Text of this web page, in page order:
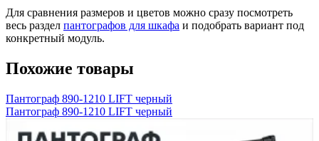
Для сравнения размеров и цветов можно сразу посмотреть
весь раздел пантографов для шкафа и подобрать вариант под
конкретный модуль.
Похожие товары
Пантограф 890-1210 LIFT черный
Пантограф 890-1210 LIFT черный